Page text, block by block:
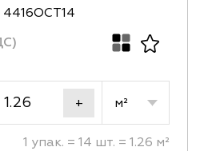
4416OCT14
+ м²
1 упак. = 14 шт. = 1.26 м²